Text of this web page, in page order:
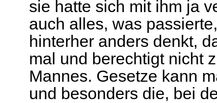
sie hatte sich mit ihm ja
auch alles, was
hinterher anders denkt,
mal und berechtigt nicht
Mannes. Gesetze kann
und besonders die, bei